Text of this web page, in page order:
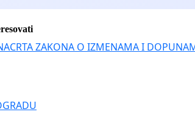
ZAKONA O IZMENAMA I